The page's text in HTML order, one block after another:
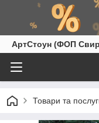
АртСтоун (ФОП
Товари та